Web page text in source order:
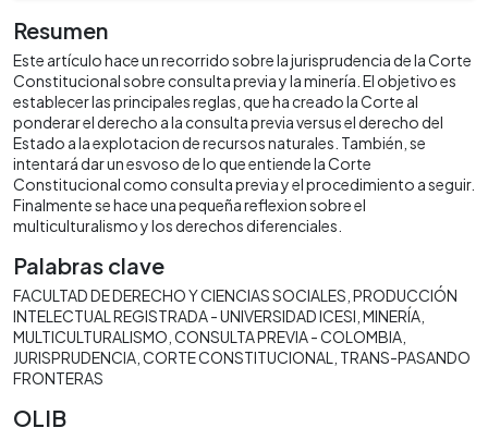
Resumen
Este artículo hace un recorrido sobre la jurisprudencia de la Corte
Constitucional sobre consulta previa y la minería. El objetivo es
establecer las principales reglas, que ha creado la Corte al
ponderar el derecho a la consulta previa versus el derecho del
Estado a la explotacion de recursos naturales. También, se
intentará dar un esvoso de lo que entiende la Corte
Constitucional como consulta previa y el procedimiento a seguir.
Finalmente se hace una pequeña reflexion sobre el
multiculturalismo y los derechos diferenciales.
Palabras clave
FACULTAD DE DERECHO Y CIENCIAS SOCIALES PRODUCCIÓN
INTELECTUAL REGISTRADA - UNIVERSIDAD ICESI MINERÍA
MULTICULTURALISMO CONSULTA PREVIA - COLOMBIA
JURISPRUDENCIA CORTE CONSTITUCIONAL
TRANS-PASANDO
FRONTERAS
OLIB